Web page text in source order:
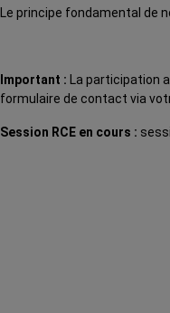
Le principe fondamental de
Important : La participation
formulaire de contact via
Session RCE en cours :